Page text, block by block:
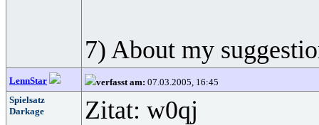
7) About my
LennStar verfasst am: 07.03.2005, 16:45
Spielsatz
Darkage
Zitat: w0qj